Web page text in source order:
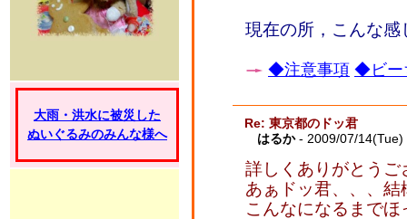
大雨・洪水に被災した
ぬいぐるみのみんな様へ
現在の所，こんな感
◆注意事項 ◆ビー
Re: 東京都のドッ君
はるか- 2009/07/
詳しくありがとうご
あぁドッ君、、、
こんなになるまで